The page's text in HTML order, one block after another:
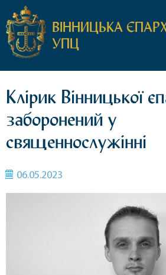
ВІННИЦЬКА
УПЦ
Клірик Вінницької
заборонений у
священнослужінні
06.05.2023